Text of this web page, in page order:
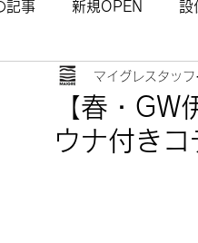
記事 新規OPEN 設
マイグレ東京 お知らせ
観光モデルコース熱海 サ
【春・
ウナ付きコ
マイグレスタッフ